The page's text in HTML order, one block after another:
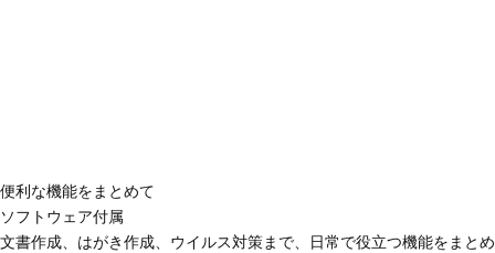
便利な機能をまとめて
ソフトウェア付属
文書作成、はがき作成、ウイルス対策まで、日常で役立つ機能をまと